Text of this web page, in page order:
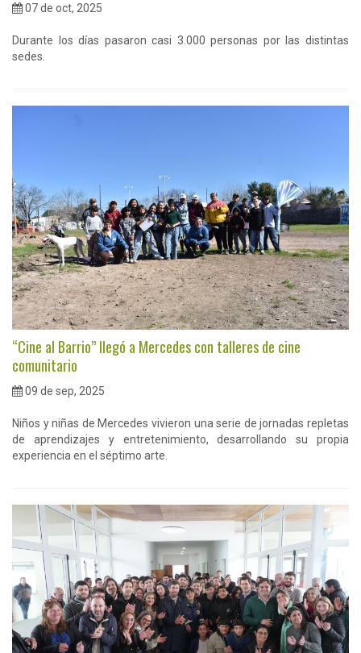
07 de oct, 2025
Durante los días pasaron casi 3.000 personas por las distintas
sedes.
“Cine al Barrio” llegó a Mercedes con talleres de cine
comunitario
09 de sep, 2025
Niños y niñas de Mercedes vivieron una serie de jornadas repletas
de aprendizajes y entretenimiento, desarrollando su propia
experiencia en el séptimo arte.